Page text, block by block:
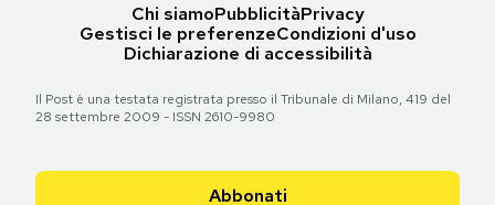
Chi siamoPubblicitàPrivacy
Gestisci le preferenzeCondizioni d'uso
Dichiarazione di accessibilità
Il Post è una testata registrata presso il Tribunale di Milano, 419 del
28 settembre 2009 - ISSN 2610-9980
Abbonati